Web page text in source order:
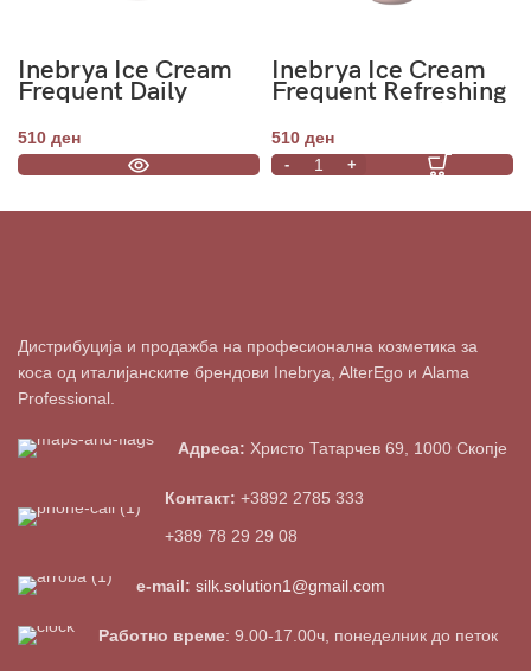
Inebrya Ice Cream
Frequent Daily
Shampoo 300ml
510 ден
Inebrya Ice Cream
Frequent Refreshing
Shampoo Menta
300ml
510 ден
Дистрибуција и продажба на професионална козметика за
коса од италијанските брендови Inebrya, AlterEgo и Alama
Professional.
Адреса: Христо Татарчев 69, 1000 Скопје
Контакт: +3892 2785 333
+389 78 29 29 08
e-mail: silk.solution1@gmail.com
Работно време: 9.00-17.00ч, понеделник до петок